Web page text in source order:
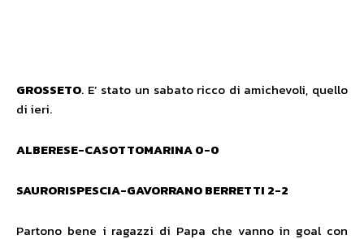
GROSSETO. E’ stato un sabato ricco di amichevoli, quello
di ieri.
ALBERESE-CASOTTOMARINA 0-0
SAURORISPESCIA-GAVORRANO BERRETTI 2-2
Partono bene i ragazzi di Papa che vanno in goal con